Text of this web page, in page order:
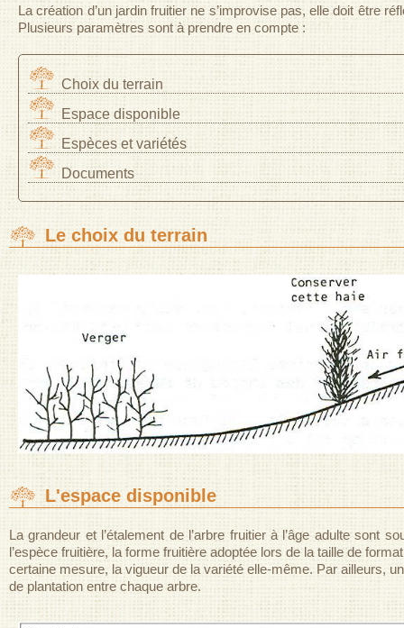
La création d’un jardin fruitier ne s’improvise pas, elle doit être
Plusieurs paramètres sont à prendre en compte :
Choix du terrain
Espace disponible
Espèces et variétés
Documents
Le choix du terrain
L'espace disponible
La grandeur et l’étalement de l’arbre fruitier à l’âge adulte sont
l’espèce fruitière, la forme fruitière adoptée lors de la taille de
certaine mesure, la vigueur de la variété elle-même. Par ailleurs,
de plantation entre chaque arbre.